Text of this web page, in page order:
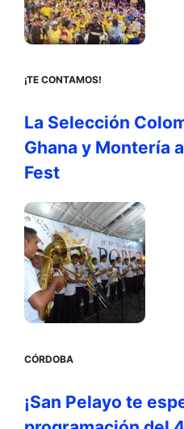
¡TE CONTAMOS!
La Selección
Ghana y Montería
Fest
CÓRDOBA
¡San Pelayo te